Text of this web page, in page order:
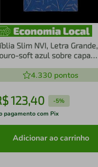
Slim NVI, Letra Grande,
soft azul sobre capa
4.330 pontos
123,40 -5%
pagamento com Pix
Adicionar ao carrinho